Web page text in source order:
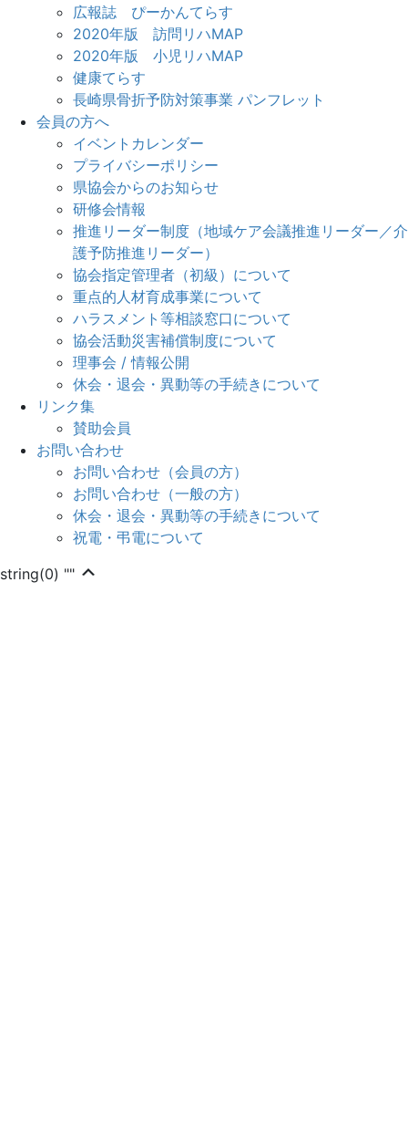
広報誌 ぴーかんてらす
2020年版 訪問リハMAP
2020年版 小児リハMAP
健康てらす
長崎県骨折予防対策事業 パンフレット
会員の方へ
イベントカレンダー
プライバシーポリシー
県協会からのお知らせ
研修会情報
推進リーダー制度（地域ケア会議推進リーダー／介
護予防推進リーダー）
協会指定管理者（初級）について
重点的人材育成事業について
ハラスメント等相談窓口について
協会活動災害補償制度について
理事会 / 情報公開
休会・退会・異動等の手続きについて
リンク集
賛助会員
お問い合わせ
お問い合わせ（会員の方）
お問い合わせ（一般の方）
休会・退会・異動等の手続きについて
祝電・弔電について
string(0) ""